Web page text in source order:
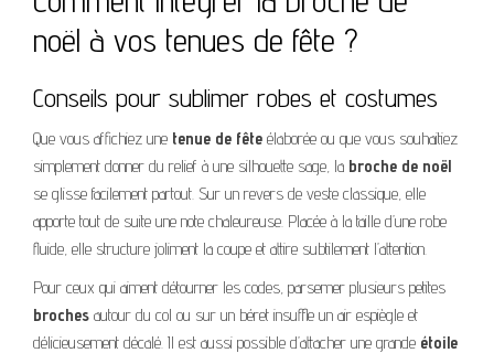
noël à vos tenues de fête ?
Conseils pour sublimer robes et costumes
Que vous affichiez une tenue de fête élaborée ou que vous souhaitiez
simplement donner du relief à une silhouette sage, la broche de noël
se glisse facilement partout. Sur un revers de veste classique, elle
apporte tout de suite une note chaleureuse. Placée à la taille d’une robe
fluide, elle structure joliment la coupe et attire subtilement l’attention.
Pour ceux qui aiment détourner les codes, parsemer plusieurs petites
broches autour du col ou sur un béret insuffle un air espiègle et
délicieusement décalé. Il est aussi possible d’attacher une grande étoile